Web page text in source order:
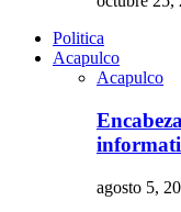
Politica
Acapulco
Acapulco
agosto 5,